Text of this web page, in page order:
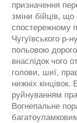
призначення
зміни бійців,
спостережному
Чугуївського р-
польовою
внаслідок чого
голови, шиї,
нижніх
руйнуванням
Вогнепальне